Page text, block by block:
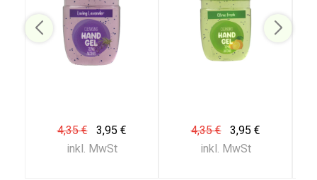
4,35 €
3,95 €
inkl. MwSt
4,35 €
3,95 €
inkl. MwSt